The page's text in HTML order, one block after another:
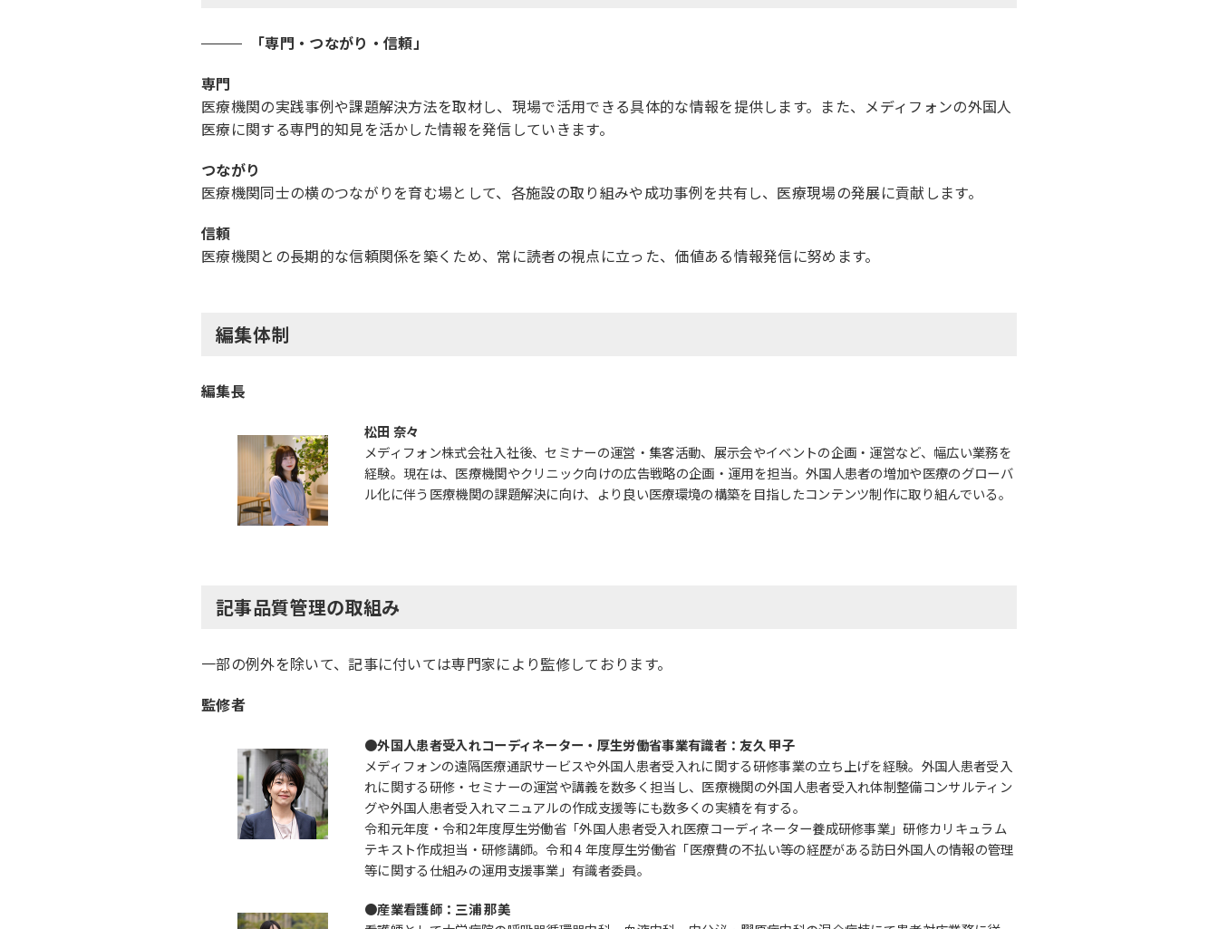
「専門・つながり・信頼」
専門
医療機関の実践事例や課題解決方法を取材し、現場で活用できる具体的な情報を提供します。また、メディフォンの外国人
医療に関する専門的知見を活かした情報を発信していきます。
つながり
医療機関同士の横のつながりを育む場として、各施設の取り組みや成功事例を共有し、医療現場の発展に貢献します。
信頼
医療機関との長期的な信頼関係を築くため、常に読者の視点に立った、価値ある情報発信に努めます。
編集体制
編集長
松田 奈々
メディフォン株式会社入社後、セミナーの運営・集客活動、展示会やイベントの企画・運営など、幅広い業務を
経験。現在は、医療機関やクリニック向けの広告戦略の企画・運用を担当。外国人患者の増加や医療のグローバ
ル化に伴う医療機関の課題解決に向け、より良い医療環境の構築を目指したコンテンツ制作に取り組んでいる。
記事品質管理の取組み
一部の例外を除いて、記事に付いては専門家により監修しております。
監修者
●外国人患者受入れコーディネーター・厚生労働省事業有識者：友久 甲子
メディフォンの遠隔医療通訳サービスや外国人患者受入れに関する研修事業の立ち上げを経験。外国人患者受入
れに関する研修・セミナーの運営や講義を数多く担当し、医療機関の外国人患者受入れ体制整備コンサルティン
グや外国人患者受入れマニュアルの作成支援等にも数多くの実績を有する。
令和元年度・令和2年度厚生労働省「外国人患者受入れ医療コーディネーター養成研修事業」研修カリキュラム
テキスト作成担当・研修講師。令和 4 年度厚生労働省「医療費の不払い等の経歴がある訪日外国人の情報の管理
等に関する仕組みの運用支援事業」有識者委員。
●産業看護師：三浦 那美